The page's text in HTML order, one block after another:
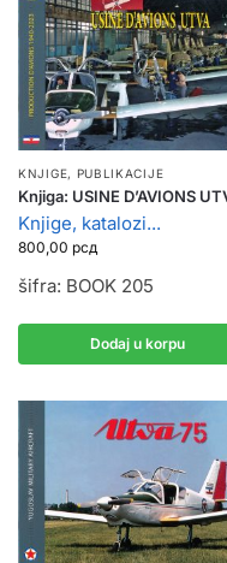
KNJIGE, PUBLIKACIJE
Knjiga: USINE D’AVIONS
Knjige, katalozi...
800,00 рсд
šifra: BOOK 205
Dodaj u korpu